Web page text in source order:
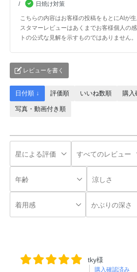
日焼け対策
こちらの内容はお客様の投稿をもとにAIが
スタマーレビューはあくまでお客様個人の
トの公式な見解を示すものではありません。
レビューを書く
日付順 ↓ 評価順 いいね数順 購入
写真・動画付き順
tky様
購入確認済み